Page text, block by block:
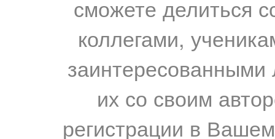
сможете делиться
коллегами,
их со своим
регистрации в